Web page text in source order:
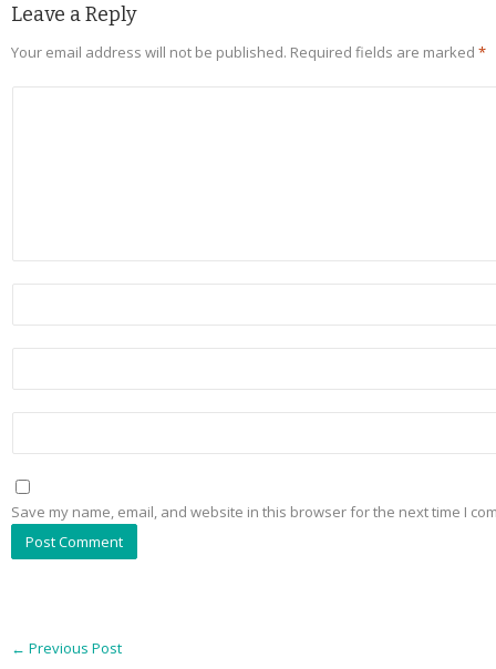
Leave a Reply
Your email address will not be published. Required fields are marked *
Save my name, email, and website in this browser for the next time I
← Previous Post